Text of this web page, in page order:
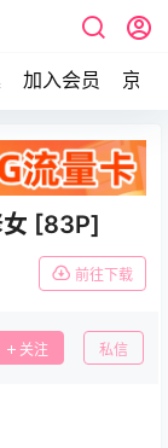
加入会员 京东
[83P]
前往下载
关注 私信